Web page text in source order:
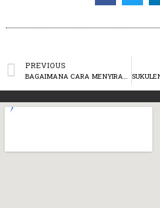
PREVIOUS